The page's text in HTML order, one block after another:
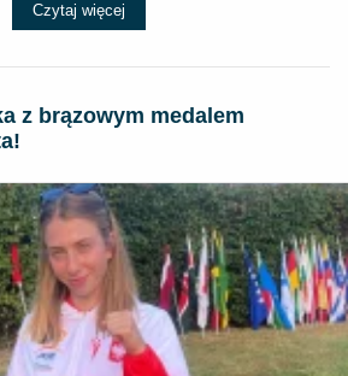
Czytaj więcej
z brązowym medalem